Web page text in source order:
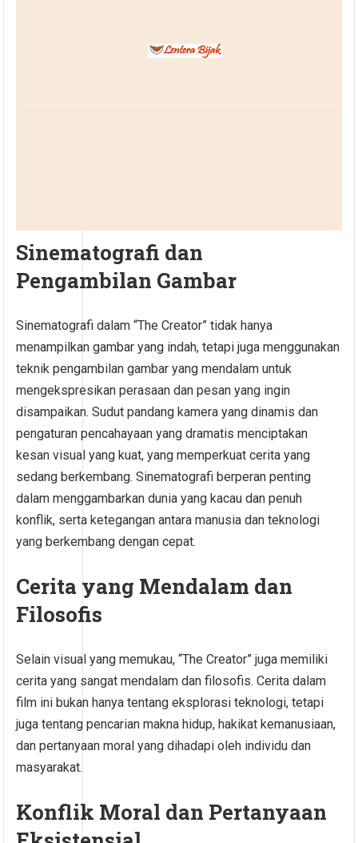
Sinematografi dan
Pengambilan Gambar
Sinematografi dalam “The Creator” tidak hanya
menampilkan gambar yang indah, tetapi juga menggunakan
teknik pengambilan gambar yang mendalam untuk
mengekspresikan perasaan dan pesan yang ingin
disampaikan. Sudut pandang kamera yang dinamis dan
pengaturan pencahayaan yang dramatis menciptakan
kesan visual yang kuat, yang memperkuat cerita yang
sedang berkembang. Sinematografi berperan penting
dalam menggambarkan dunia yang kacau dan penuh
konflik, serta ketegangan antara manusia dan teknologi
yang berkembang dengan cepat.
Cerita yang Mendalam dan
Filosofis
Selain visual yang memukau, “The Creator” juga memiliki
cerita yang sangat mendalam dan filosofis. Cerita dalam
film ini bukan hanya tentang eksplorasi teknologi, tetapi
juga tentang pencarian makna hidup, hakikat kemanusiaan,
dan pertanyaan moral yang dihadapi oleh individu dan
masyarakat.
Konflik Moral dan Pertanyaan